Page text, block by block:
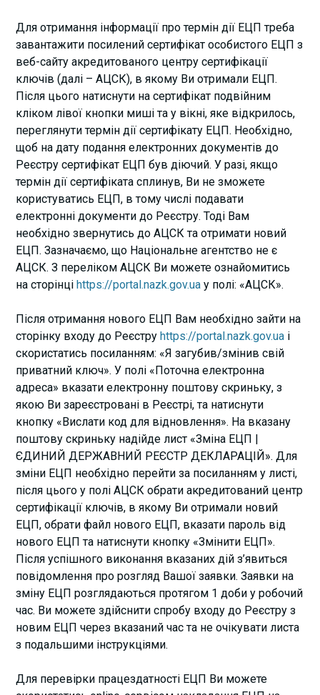
Для отримання інформації про термін дії ЕЦП треба
завантажити посилений сертифікат особистого ЕЦП з
веб-сайту акредитованого центру сертифікації
ключів (далі – АЦСК), в якому Ви отримали ЕЦП.
Після цього натиснути на сертифікат подвійним
кліком лівої кнопки миші та у вікні, яке відкрилось,
переглянути термін дії сертифікату ЕЦП. Необхідно,
щоб на дату подання електронних документів до
Реєстру сертифікат ЕЦП був діючий. У разі, якщо
термін дії сертифіката сплинув, Ви не зможете
користуватись ЕЦП, в тому числі подавати
електронні документи до Реєстру. Тоді Вам
необхідно звернутись до АЦСК та отримати новий
ЕЦП. Зазначаємо, що Національне агентство не є
АЦСК. З переліком АЦСК Ви можете ознайомитись
на сторінціhttps://portal.nazk.gov.ua у полі: «АЦСК».
Після отримання нового ЕЦП Вам необхідно зайти на
сторінку входу до Реєструhttps://portal.nazk.gov.ua і
скористатись посиланням: «Я загубив/змінив свій
приватний ключ». У полі «Поточна електронна
адреса» вказати електронну поштову скриньку, з
якою Ви зареєстровані в Реєстрі, та натиснути
кнопку «Вислати код для відновлення». На вказану
поштову скриньку надійде лист «Зміна ЕЦП |
ЄДИНИЙ ДЕРЖАВНИЙ РЕЄСТР ДЕКЛАРАЦІЙ». Для
зміни ЕЦП необхідно перейти за посиланням у листі,
після цього у полі АЦСК обрати акредитований центр
сертифікації ключів, в якому Ви отримали новий
ЕЦП, обрати файл нового ЕЦП, вказати пароль від
нового ЕЦП та натиснути кнопку «Змінити ЕЦП».
Після успішного виконання вказаних дій з’явиться
повідомлення про розгляд Вашої заявки. Заявки на
зміну ЕЦП розглядаються протягом 1 доби у робочий
час. Ви можете здійснити спробу входу до Реєстру з
новим ЕЦП через вказаний час та не очікувати листа
з подальшими інструкціями.
Для перевірки працездатності ЕЦП Ви можете